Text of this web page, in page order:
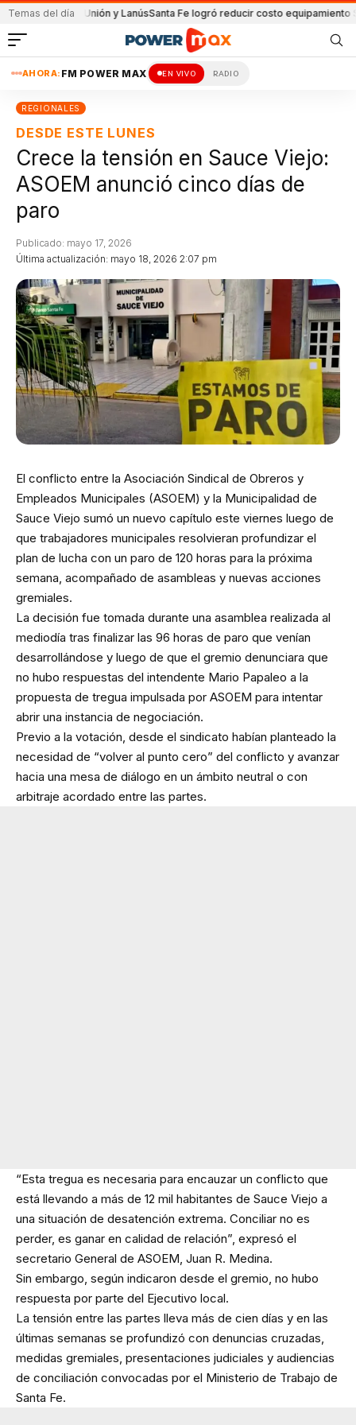
Temas del día
de Unión y LanúsSanta Fe logró reducir costo equipamiento
AHORA: FM POWER MAX EN VIVO RADIO
REGIONALES
DESDE ESTE LUNES
Crece la tensión en Sauce Viejo:
ASOEM anunció cinco días de
paro
Última actualización: mayo 18, 2026 2:07 pm
Publicado: mayo 17, 2026
El conflicto entre la Asociación Sindical de Obreros y
Empleados Municipales (ASOEM) y la Municipalidad de
Sauce Viejo sumó un nuevo capítulo este viernes luego de
que trabajadores municipales resolvieran profundizar el
plan de lucha con un paro de 120 horas para la próxima
semana, acompañado de asambleas y nuevas acciones
gremiales.
La decisión fue tomada durante una asamblea realizada al
mediodía tras finalizar las 96 horas de paro que venían
desarrollándose y luego de que el gremio denunciara que
no hubo respuestas del intendente Mario Papaleo a la
propuesta de tregua impulsada por ASOEM para intentar
abrir una instancia de negociación.
Previo a la votación, desde el sindicato habían planteado la
necesidad de “volver al punto cero” del conflicto y avanzar
hacia una mesa de diálogo en un ámbito neutral o con
arbitraje acordado entre las partes.
“Esta tregua es necesaria para encauzar un conflicto que
está llevando a más de 12 mil habitantes de Sauce Viejo a
una situación de desatención extrema. Conciliar no es
perder, es ganar en calidad de relación”, expresó el
secretario General de ASOEM, Juan R. Medina.
Sin embargo, según indicaron desde el gremio, no hubo
respuesta por parte del Ejecutivo local.
La tensión entre las partes lleva más de cien días y en las
últimas semanas se profundizó con denuncias cruzadas,
medidas gremiales, presentaciones judiciales y audiencias
de conciliación convocadas por el Ministerio de Trabajo de
Santa Fe.